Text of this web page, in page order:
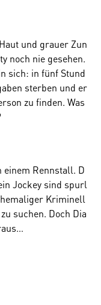
und grauer Zun
noch nie gesehen.
sich: in fünf Stund
sterben und er
zu finden. Was
einem Rennstall. D
Jockey sind spurl
Kriminell
suchen. Doch Dia